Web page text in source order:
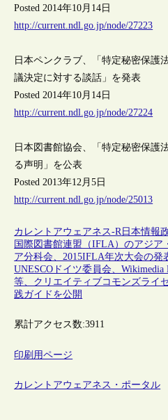
Posted 2014年10月14日
http://current.ndl.go.jp/node/27223
日本ペンクラブ、「特定秘密保護
議決定に対する談話」を発表
Posted 2014年10月14日
http://current.ndl.go.jp/node/27224
日本図書館協会、「特定秘密保護
る声明」を公表
Posted 2013年12月5日
http://current.ndl.go.jp/node/25013
カレントアウェアネス-R日本情報
国際図書館連盟（IFLA）のアジア
ア分科会、2015IFLA年次大会の発
UNESCOドイツ委員会、Wikimedia
等、クリエイティブコモンズライ
践ガイドを公開
累計アクセス数:3911
印刷用ページ
カレントアウェアネス・ポータル